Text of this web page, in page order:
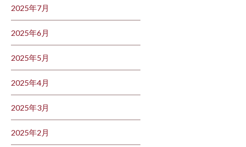
2025年7月
2025年6月
2025年5月
2025年4月
2025年3月
2025年2月